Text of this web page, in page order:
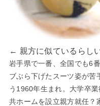
← 親方に似ているらし
岩手県で一番、全国でも6
ブぶら下げたスーツ姿が苦
う1960年生まれ。大学卒
共ホームを設立親方就任？